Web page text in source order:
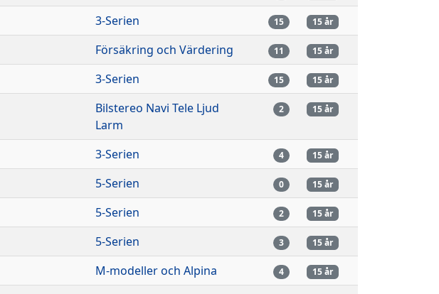
3-Serien 15 15 år
Försäkring och Värdering 11 15 år
3-Serien 15 15 år
Bilstereo Navi Tele Ljud
Larm
2 15 år
3-Serien 4 15 år
5-Serien 0 15 år
5-Serien 2 15 år
5-Serien 3 15 år
M-modeller och Alpina 4 15 år